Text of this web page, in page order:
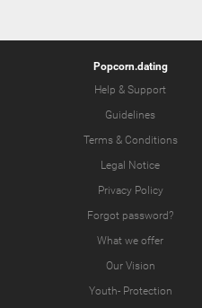
Popcorn.dating
Help & Support
Guidelines
Terms & Conditions
Legal Notice
Privacy Policy
Forgot password?
What we offer
Our Vision
Youth- Protection